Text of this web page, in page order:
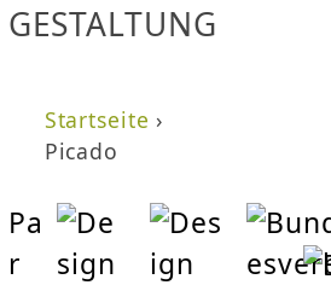
GESTALTUNG
Sie sind hier
Startseite ›
Picado
Pa
r